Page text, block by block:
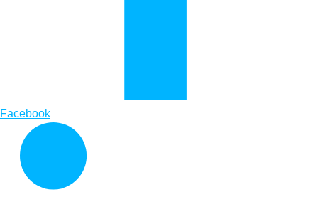
Facebook